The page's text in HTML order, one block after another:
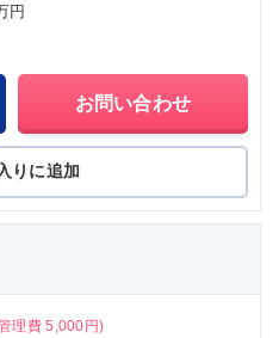
円
お問い合わせ
りに追加
理費 5,000円)